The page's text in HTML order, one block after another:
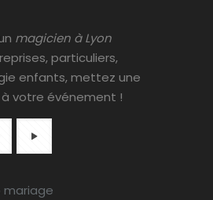
magicien à Lyon
particuliers,
enfants, mettez une
votre événement !
mariage